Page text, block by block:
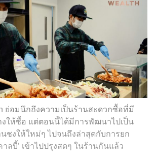
ย่อมนึกถึงความเป็นร้านสะดวกซื้อที่มี
งให้ซื้อ แต่ตอนนี้ได้มีการพัฒนาไปเป็น
ชงให้ใหม่ๆ ไปจนถึงล่าสุดกับการยก
ลบี้’ เข้าไปปรุงสดๆ ในร้านกันแล้ว